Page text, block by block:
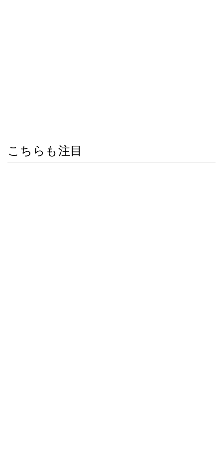
こちらも注目